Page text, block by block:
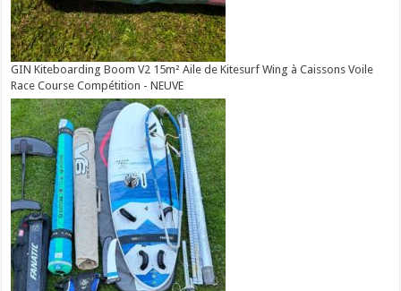
GIN Kiteboarding Boom V2 15m² Aile de Kitesurf Wing à Caissons Voile
Race Course Compétition - NEUVE